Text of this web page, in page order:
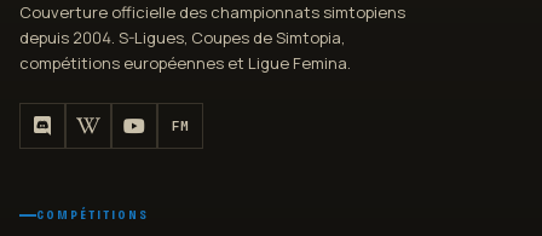
Couverture officielle des championnats simtopiens
depuis 2004. S-Ligues, Coupes de Simtopia,
compétitions européennes et Ligue Femina.
FM
COMPÉTITIONS